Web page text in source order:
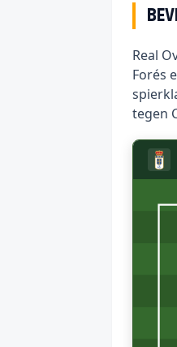
Real
Forés
tegen